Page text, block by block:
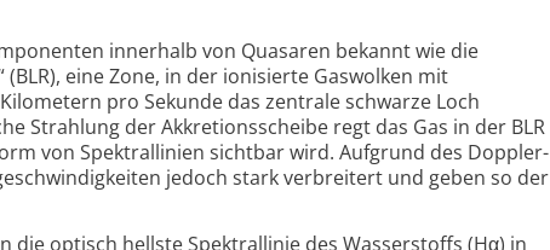
innerhalb von Quasaren bekannt wie die
eine Zone, in der ionisierte Gaswolken mit
pro Sekunde das zentrale schwarze Loch
Strahlung der Akkretions­scheibe regt das Gas in der BLR
von Spektrallinien sichtbar wird. Aufgrund des Doppler­
jedoch stark verbreitert und geben so der
die optisch hellste Spektrallinie des Wasserstoffs (Hα) in